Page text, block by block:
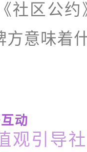
社区公约
方意味着
动
观引导